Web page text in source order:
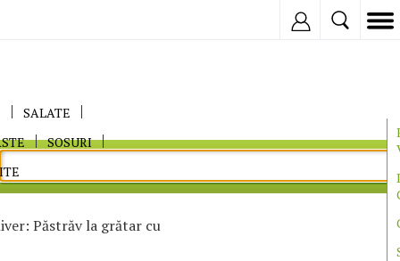
SALATE
SOSURI
Păstrăv la grătar cu